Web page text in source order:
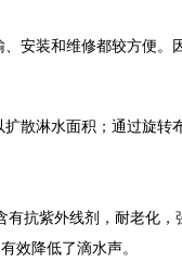
安装和维修都较方便
散淋水面积；通过旋
抗紫外线剂，耐老化
效降低了滴水声。